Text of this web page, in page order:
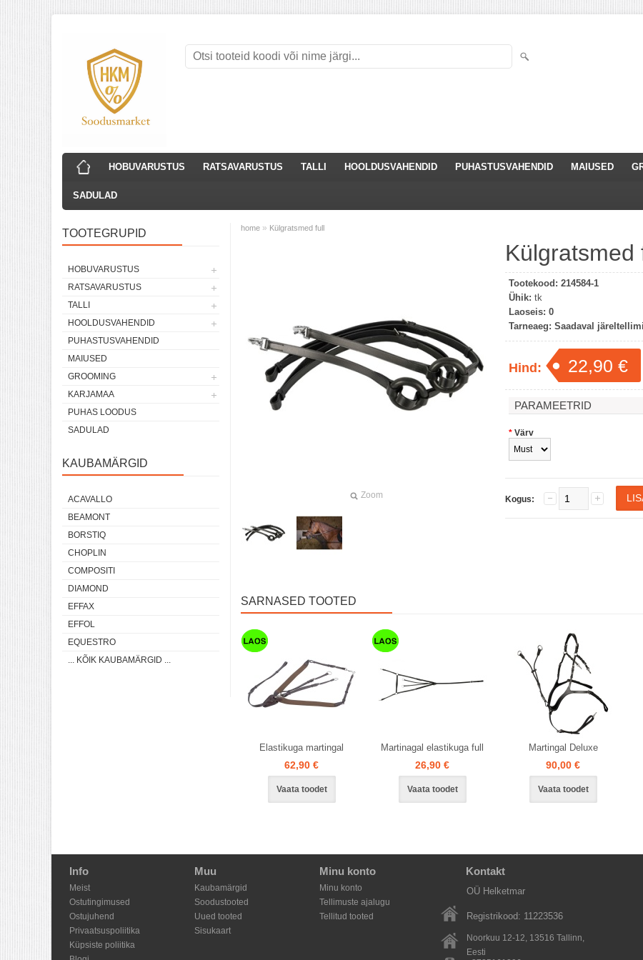
HOBUVARUSTUS RATSAVARUSTUS TALLI HOOLDUSVAHENDID PUHASTUSVAHENDID MAIUSED
SADULAD
TOOTEGRUPID
HOBUVARUSTUS
RATSAVARUSTUS
TALLI
HOOLDUSVAHENDID
PUHASTUSVAHENDID
MAIUSED
GROOMING
KARJAMAA
PUHAS LOODUS
SADULAD
KAUBAMÄRGID
ACAVALLO
BEAMONT
BORSTIQ
CHOPLIN
COMPOSITI
DIAMOND
EFFAX
EFFOL
EQUESTRO
... KÕIK KAUBAMÄRGID ...
home » Külgratsmed full
Zoom
Külgratsmed
Tootekood: 214584-1
Ühik: tk
Laoseis: 0
Tarneaeg: Saadaval
Hind: 22,90 €
PARAMEETRID
* Värv
Kogus:
SARNASED TOOTED
Elastikuga martingal
62,90 €
Vaata toodet
Martinagal elastikuga full
26,90 €
Vaata toodet
Martingal Deluxe
90,00 €
Vaata toodet
Info
Meist
Ostutingimused
Ostujuhend
Privaatsuspoliitika
Küpsiste poliitika
Muu
Kaubamärgid
Soodustooted
Uued tooted
Sisukaart
Minu konto
Minu konto
Tellimuste ajalugu
Tellitud tooted
Kontakt
OÜ Helketmar
Registrikood: 11223536
Noorkuu 12-12, 13516 Tallinn,
Eesti